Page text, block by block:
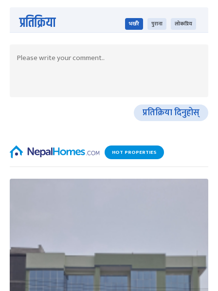
प्रतिक्रिया भर्खरै पुराना लोकप्रिय
प्रतिक्रिया दिनुहोस्
HOT PROPERTIES